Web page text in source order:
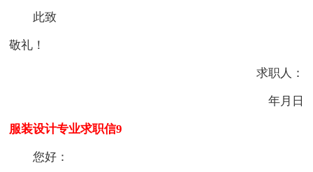
此致
敬礼！
求职人：
年月日
服装设计专业求职信9
您好：